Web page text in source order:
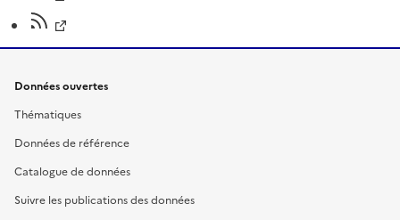
Données ouvertes
Thématiques
Données de référence
Catalogue de données
Suivre les publications des données